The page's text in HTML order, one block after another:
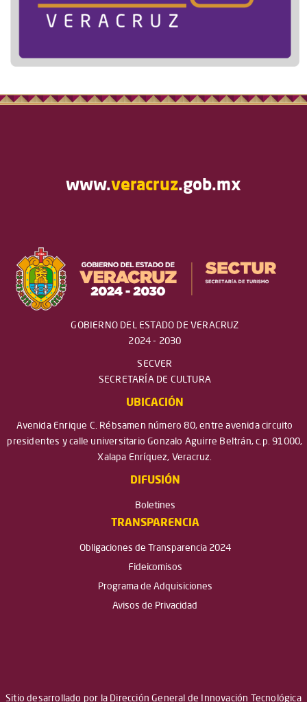
www.veracruz.gob.mx
GOBIERNO DEL ESTADO DE VERACRUZ
2024 - 2030
SECVER
SECRETARÍA DE CULTURA
UBICACIÓN
Avenida Enrique C. Rébsamen número 80, entre avenida circuito
presidentes y calle universitario Gonzalo Aguirre Beltrán, c.p. 91000,
Xalapa Enríquez, Veracruz.
DIFUSIÓN
Boletines
TRANSPARENCIA
Obligaciones de Transparencia 2024
Fideicomisos
Programa de Adquisiciones
Avisos de Privacidad
Sitio desarrollado por la Dirección General de Innovación Tecnológica